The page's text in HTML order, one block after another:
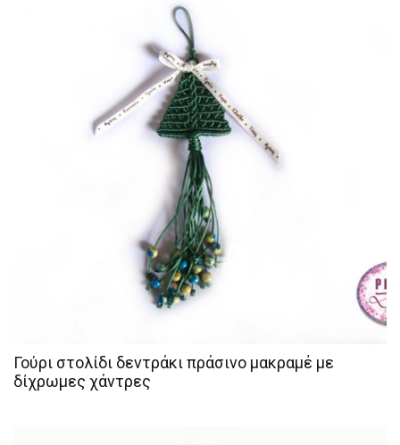
Γούρι στολίδι δεντράκι πράσινο μακραμέ με
δίχρωμες χάντρες